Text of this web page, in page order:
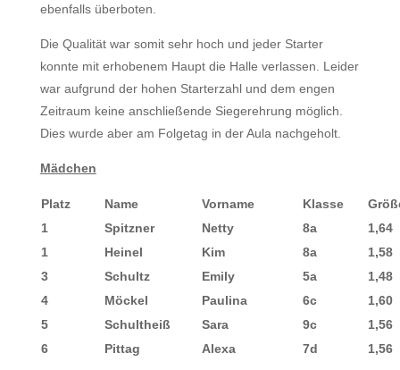
ebenfalls überboten.
Die Qualität war somit sehr hoch und jeder Starter
konnte mit erhobenem Haupt die Halle verlassen. Leider
war aufgrund der hohen Starterzahl und dem engen
Zeitraum keine anschließende Siegerehrung möglich.
Dies wurde aber am Folgetag in der Aula nachgeholt.
Mädchen
Platz Name Vorname Klasse
1
Spitzner Netty 8a
1,64
1
Heinel Kim 8a
1,58
3
Schultz Emily 5a
1,48
4
Möckel Paulina 6c
1,60
5
Schultheiß Sara 9c
1,56
6
Pittag Alexa 7d 1,56